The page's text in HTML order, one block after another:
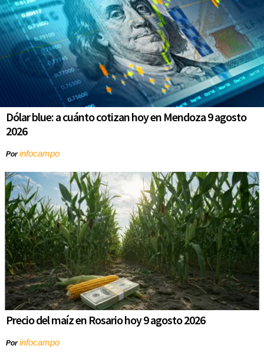
Dólar blue: a cuánto cotizan hoy en Mendoza 9 agosto
2026
Porinfocampo
Precio del maíz en Rosario hoy 9 agosto 2026
Porinfocampo